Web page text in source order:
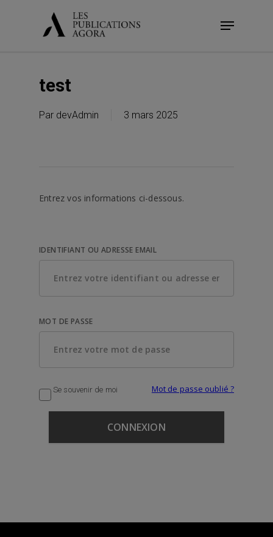
Menu
test
Par devAdmin 3 mars 2025
Entrez vos informations ci-dessous.
IDENTIFIANT OU ADRESSE EMAIL
MOT DE PASSE
Se souvenir de moi Mot de passe oublié ?